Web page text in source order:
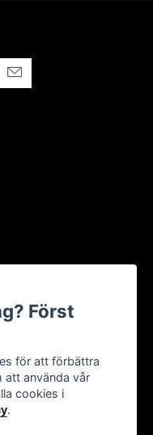
Först
för att förbättra
att använda vår
cookies i
.